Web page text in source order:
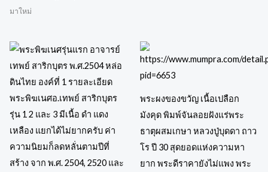
มาใหม่
พระผงของขวัญ เนื้อเปลือก
มังคุด พิมพ์จันลอยฝังแร่พระ
ธาตุผสมเกษา หลวงปู่บุดดา ถาว
โร ปี 30 สุดยอดแห่งความหา
ยาก พระดีราคายังไม่แพง พระ